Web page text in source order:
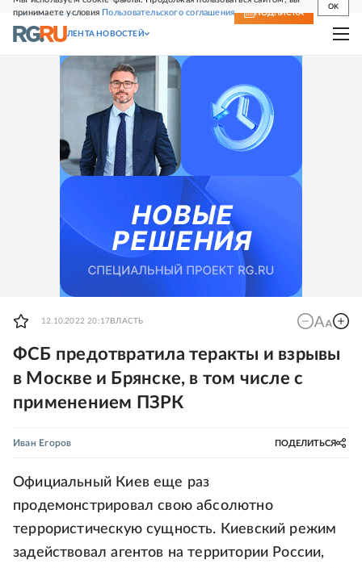
принимаете условия Пользовательского соглашения
OK
СВЕЖИЙ НОМЕР ПОДПИСКА
ЛЕНТА НОВОСТЕЙ
12.10.2022 20:17 ВЛАСТЬ
ФСБ предотвратила теракты и взрывы
в Москве и Брянске, в том числе с
применением ПЗРК
Иван Егоров ПОДЕЛИТЬСЯ
Официальный Киев еще раз
продемонстрировал свою абсолютно
террористическую сущность. Киевский режим
задействовал агентов на территории России,